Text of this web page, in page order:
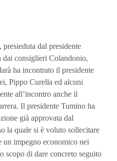
dal presidente
dai consiglieri Colandonio,
ha incontrato il presidente
Pippo Curella ed alcuni
all’incontro anche il
Il presidente Tumino ha
già approvata dal
la quale si è voluto sollecitare
un impegno economico nei
scopo di dare concreto seguito